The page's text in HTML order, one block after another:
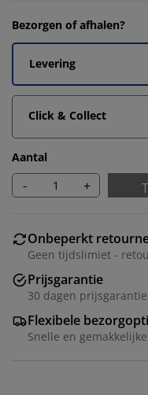
Bezorgen of afhalen?
Levering
Click & Collect
Aantal
- +
Onbeperkt
Geen tijdslimiet -
Prijsgarantie
30 dagen
Flexibele
Snelle en